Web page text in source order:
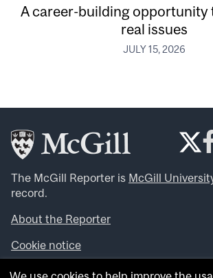
A career-building opportunity
real issues
JULY 15, 2026
The McGill Reporter is McGill
record.
About the Reporter
Cookie notice
Looking for more news, videos and